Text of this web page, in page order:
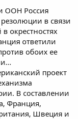
ООН Россия
в связи
окрестностях
ответили
обоих ее
проект
В составлении
Франция,
Швеция и